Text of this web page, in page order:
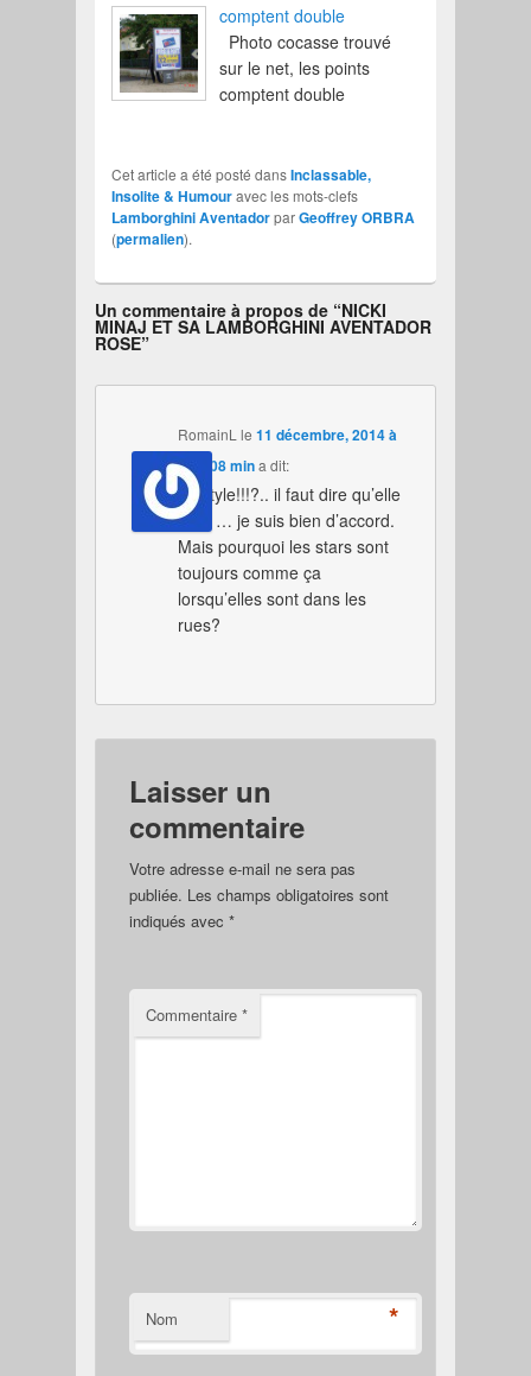
comptent double
Photo cocasse trouvé
sur le net, les points
comptent double
Cet article a été posté dansInclassable,
Insolite & Humouravec les mots-clefs
Lamborghini AventadorparGeoffrey ORBRA
(permalien).
Un commentaire à propos de “NICKI
MINAJ ET SA LAMBORGHINI AVENTADOR
ROSE”
RomainL le11 décembre, 2014 à
13 h 08 mina dit:
du style!!!?.. il faut dire qu’elle
en a … je suis bien d’accord.
Mais pourquoi les stars sont
toujours comme ça
lorsqu’elles sont dans les
rues?
Laisser un
commentaire
Votre adresse e-mail ne sera pas
publiée. Les champs obligatoires sont
indiqués avec *
Commentaire *
Nom *